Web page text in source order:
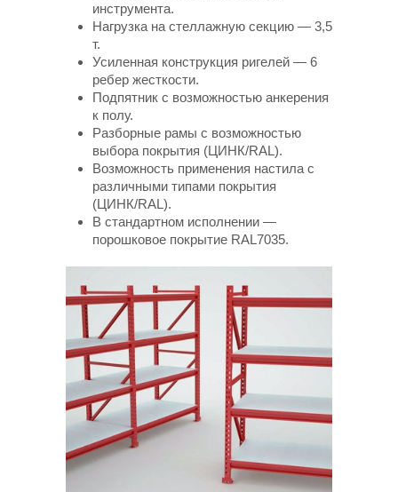
инструмента.
Нагрузка на стеллажную секцию — 3,5
т.
Усиленная конструкция ригелей — 6
ребер жесткости.
Подпятник с возможностью анкерения
к полу.
Разборные рамы с возможностью
выбора покрытия (ЦИНК/RAL).
Возможность применения настила с
различными типами покрытия
(ЦИНК/RAL).
В стандартном исполнении —
порошковое покрытие RAL7035.